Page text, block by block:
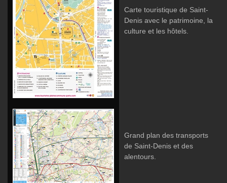
Carte touristique de Saint-
Denis avec le patrimoine, la
culture et les hôtels.
Grand plan des transports
de Saint-Denis et des
alentours.